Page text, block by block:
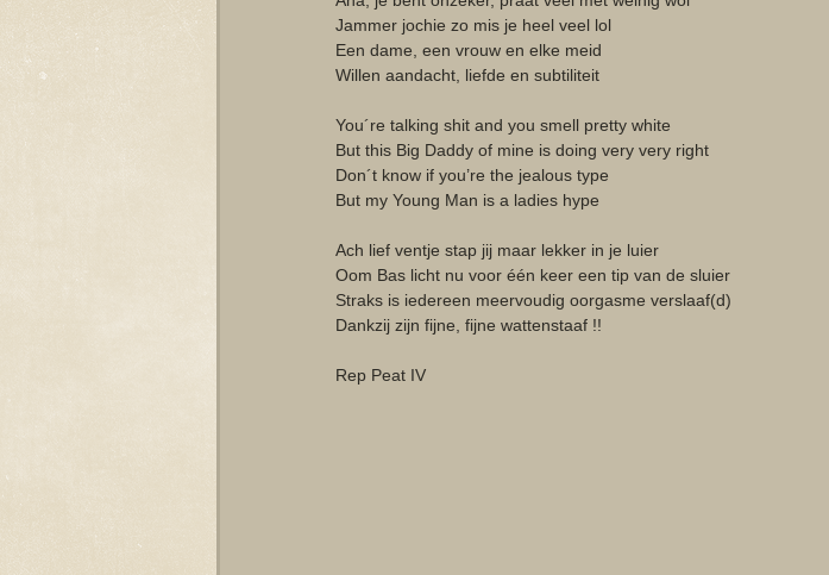
Jammer jochie zo mis je heel veel lol
Een dame, een vrouw en elke meid
Willen aandacht, liefde en subtiliteit
You´re talking shit and you smell pretty white
But this Big Daddy of mine is doing very very right
Don´t know if you’re the jealous type
But my Young Man is a ladies hype
Ach lief ventje stap jij maar lekker in je luier
Oom Bas licht nu voor één keer een tip van de sluier
Straks is iedereen meervoudig oorgasme verslaaf(d)
Dankzij zijn fijne, fijne wattenstaaf !!
Rep Peat IV